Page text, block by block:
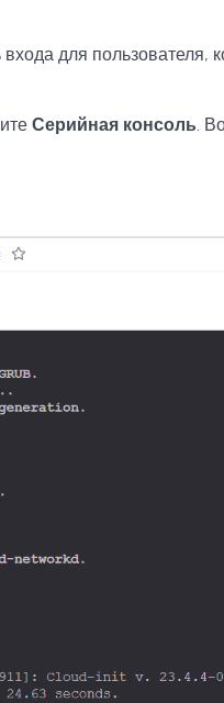
для пользователя,
Серийная консоль.